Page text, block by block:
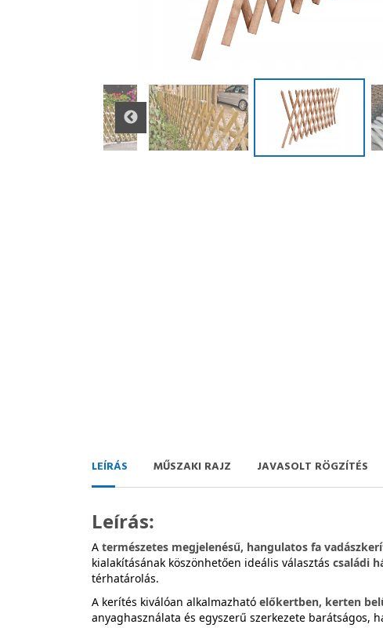
LEÍRÁS MŰSZAKI RAJZ JAVASOLT RÖGZÍTÉS
Leírás:
A természetes megjelenésű, hangulatos fa
kialakításának köszönhetően ideális választás családi
térhatárolás.
A kerítés kiválóan alkalmazható előkertben, kerten
anyaghasználata és egyszerű szerkezete barátságos,